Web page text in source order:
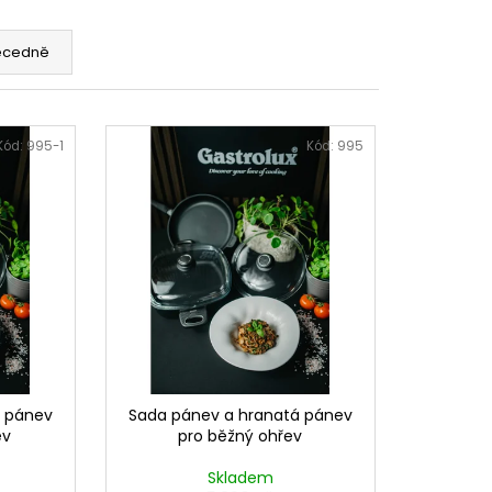
pánev
995-1
Sada pánev a hranatá pánev
pro běžný ohřev
Skladem
Kód: 995